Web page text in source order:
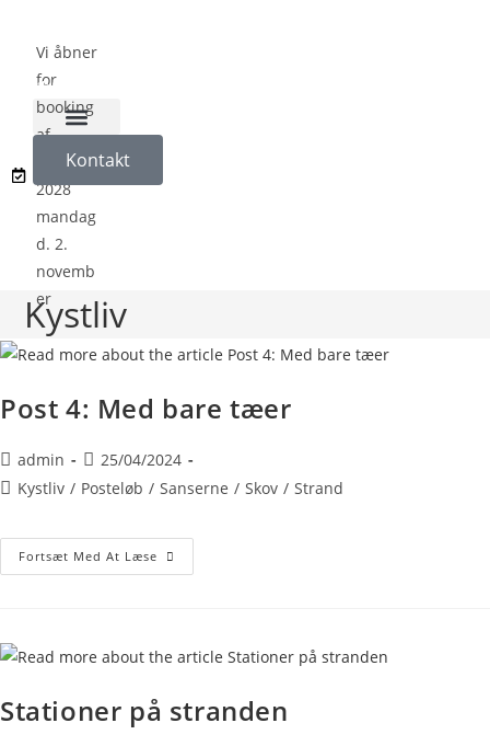
Vi åbner
for
booking
af
sæson
2028
mandag
d. 2.
novemb
er
Kontakt
Kystliv
Post 4: Med bare tæer
admin
25/04/2024
Kystliv / Posteløb / Sanserne / Skov / Strand
Fortsæt Med At Læse
Stationer på stranden